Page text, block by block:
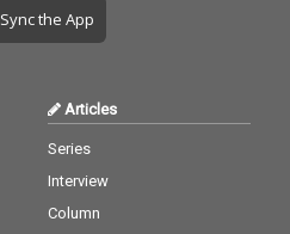
Sync the App
Articles
Series
Interview
Column